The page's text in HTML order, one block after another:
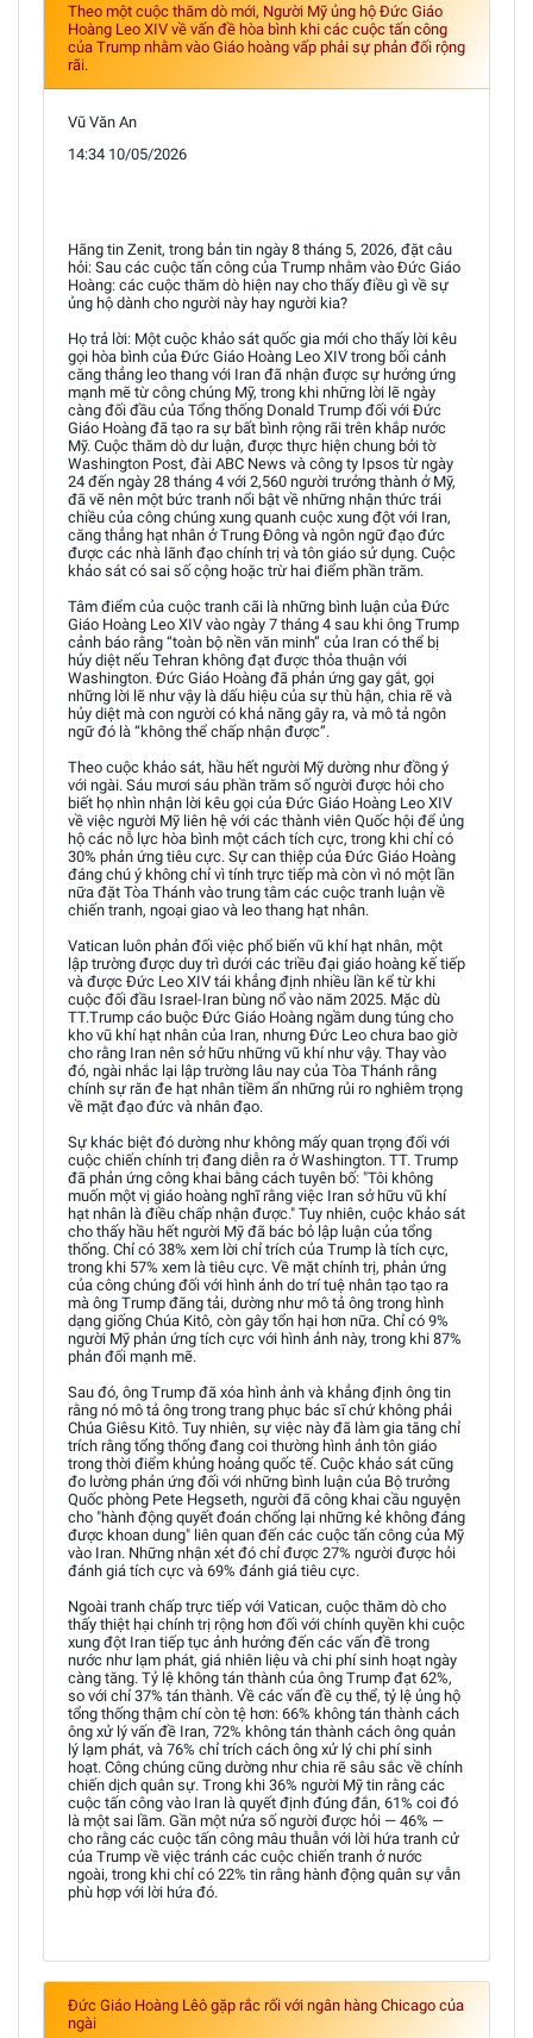
Theo một cuộc thăm dò mới, Người Mỹ ủng hộ Đức Giáo
Hoàng Leo XIV về vấn đề hòa bình khi các cuộc tấn công
của Trump nhằm vào Giáo hoàng vấp phải sự phản đối rộng
rãi.
Vũ Văn An
14:34 10/05/2026
Hãng tin Zenit, trong bản tin ngày 8 tháng 5, 2026, đặt câu
hỏi: Sau các cuộc tấn công của Trump nhằm vào Đức Giáo
Hoàng: các cuộc thăm dò hiện nay cho thấy điều gì về sự
ủng hộ dành cho người này hay người kia?
Họ trả lời: Một cuộc khảo sát quốc gia mới cho thấy lời kêu
gọi hòa bình của Đức Giáo Hoàng Leo XIV trong bối cảnh
căng thẳng leo thang với Iran đã nhận được sự hưởng ứng
mạnh mẽ từ công chúng Mỹ, trong khi những lời lẽ ngày
càng đối đầu của Tổng thống Donald Trump đối với Đức
Giáo Hoàng đã tạo ra sự bất bình rộng rãi trên khắp nước
Mỹ. Cuộc thăm dò dư luận, được thực hiện chung bởi tờ
Washington Post, đài ABC News và công ty Ipsos từ ngày
24 đến ngày 28 tháng 4 với 2,560 người trưởng thành ở Mỹ,
đã vẽ nên một bức tranh nổi bật về những nhận thức trái
chiều của công chúng xung quanh cuộc xung đột với Iran,
căng thẳng hạt nhân ở Trung Đông và ngôn ngữ đạo đức
được các nhà lãnh đạo chính trị và tôn giáo sử dụng. Cuộc
khảo sát có sai số cộng hoặc trừ hai điểm phần trăm.
Tâm điểm của cuộc tranh cãi là những bình luận của Đức
Giáo Hoàng Leo XIV vào ngày 7 tháng 4 sau khi ông Trump
cảnh báo rằng “toàn bộ nền văn minh” của Iran có thể bị
hủy diệt nếu Tehran không đạt được thỏa thuận với
Washington. Đức Giáo Hoàng đã phản ứng gay gắt, gọi
những lời lẽ như vậy là dấu hiệu của sự thù hận, chia rẽ và
hủy diệt mà con người có khả năng gây ra, và mô tả ngôn
ngữ đó là “không thể chấp nhận được”.
Theo cuộc khảo sát, hầu hết người Mỹ dường như đồng ý
với ngài. Sáu mươi sáu phần trăm số người được hỏi cho
biết họ nhìn nhận lời kêu gọi của Đức Giáo Hoàng Leo XIV
về việc người Mỹ liên hệ với các thành viên Quốc hội để ủng
hộ các nỗ lực hòa bình một cách tích cực, trong khi chỉ có
30% phản ứng tiêu cực. Sự can thiệp của Đức Giáo Hoàng
đáng chú ý không chỉ vì tính trực tiếp mà còn vì nó một lần
nữa đặt Tòa Thánh vào trung tâm các cuộc tranh luận về
chiến tranh, ngoại giao và leo thang hạt nhân.
Vatican luôn phản đối việc phổ biến vũ khí hạt nhân, một
lập trường được duy trì dưới các triều đại giáo hoàng kế tiếp
và được Đức Leo XIV tái khẳng định nhiều lần kể từ khi
cuộc đối đầu Israel-Iran bùng nổ vào năm 2025. Mặc dù
TT.Trump cáo buộc Đức Giáo Hoàng ngầm dung túng cho
kho vũ khí hạt nhân của Iran, nhưng Đức Leo chưa bao giờ
cho rằng Iran nên sở hữu những vũ khí như vậy. Thay vào
đó, ngài nhắc lại lập trường lâu nay của Tòa Thánh rằng
chính sự răn đe hạt nhân tiềm ẩn những rủi ro nghiêm trọng
về mặt đạo đức và nhân đạo.
Sự khác biệt đó dường như không mấy quan trọng đối với
cuộc chiến chính trị đang diễn ra ở Washington. TT. Trump
đã phản ứng công khai bằng cách tuyên bố: "Tôi không
muốn một vị giáo hoàng nghĩ rằng việc Iran sở hữu vũ khí
hạt nhân là điều chấp nhận được." Tuy nhiên, cuộc khảo sát
cho thấy hầu hết người Mỹ đã bác bỏ lập luận của tổng
thống. Chỉ có 38% xem lời chỉ trích của Trump là tích cực,
trong khi 57% xem là tiêu cực. Về mặt chính trị, phản ứng
của công chúng đối với hình ảnh do trí tuệ nhân tạo tạo ra
mà ông Trump đăng tải, dường như mô tả ông trong hình
dạng giống Chúa Kitô, còn gây tổn hại hơn nữa. Chỉ có 9%
người Mỹ phản ứng tích cực với hình ảnh này, trong khi 87%
phản đối mạnh mẽ.
Sau đó, ông Trump đã xóa hình ảnh và khẳng định ông tin
rằng nó mô tả ông trong trang phục bác sĩ chứ không phải
Chúa Giêsu Kitô. Tuy nhiên, sự việc này đã làm gia tăng chỉ
trích rằng tổng thống đang coi thường hình ảnh tôn giáo
trong thời điểm khủng hoảng quốc tế. Cuộc khảo sát cũng
đo lường phản ứng đối với những bình luận của Bộ trưởng
Quốc phòng Pete Hegseth, người đã công khai cầu nguyện
cho "hành động quyết đoán chống lại những kẻ không đáng
được khoan dung" liên quan đến các cuộc tấn công của Mỹ
vào Iran. Những nhận xét đó chỉ được 27% người được hỏi
đánh giá tích cực và 69% đánh giá tiêu cực.
Ngoài tranh chấp trực tiếp với Vatican, cuộc thăm dò cho
thấy thiệt hại chính trị rộng hơn đối với chính quyền khi cuộc
xung đột Iran tiếp tục ảnh hưởng đến các vấn đề trong
nước như lạm phát, giá nhiên liệu và chi phí sinh hoạt ngày
càng tăng. Tỷ lệ không tán thành của ông Trump đạt 62%,
so với chỉ 37% tán thành. Về các vấn đề cụ thể, tỷ lệ ủng hộ
tổng thống thậm chí còn tệ hơn: 66% không tán thành cách
ông xử lý vấn đề Iran, 72% không tán thành cách ông quản
lý lạm phát, và 76% chỉ trích cách ông xử lý chi phí sinh
hoạt. Công chúng cũng dường như chia rẽ sâu sắc về chính
chiến dịch quân sự. Trong khi 36% người Mỹ tin rằng các
cuộc tấn công vào Iran là quyết định đúng đắn, 61% coi đó
là một sai lầm. Gần một nửa số người được hỏi — 46% —
cho rằng các cuộc tấn công mâu thuẫn với lời hứa tranh cử
của Trump về việc tránh các cuộc chiến tranh ở nước
ngoài, trong khi chỉ có 22% tin rằng hành động quân sự vẫn
phù hợp với lời hứa đó.
Đức Giáo Hoàng Lêô gặp rắc rối với ngân hàng Chicago của
ngài